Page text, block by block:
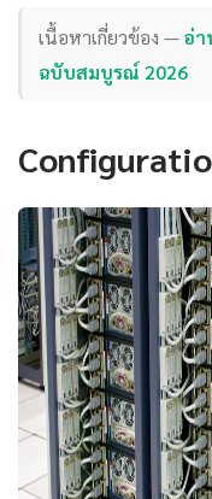
เนื้อหาเกี่ยวข้อง —อ่า
ฉบับสมบูรณ์ 2026